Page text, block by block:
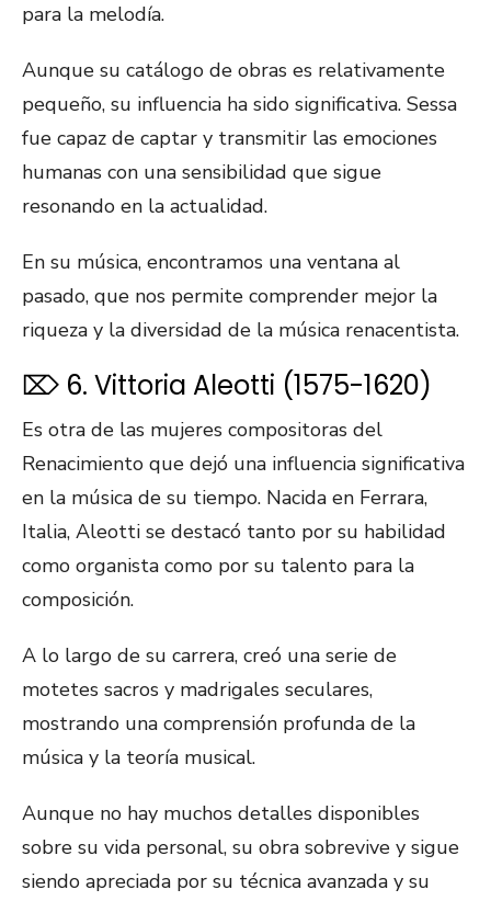
para la melodía.
Aunque su catálogo de obras es relativamente
pequeño, su influencia ha sido significativa. Sessa
fue capaz de captar y transmitir las emociones
humanas con una sensibilidad que sigue
resonando en la actualidad.
En su música, encontramos una ventana al
pasado, que nos permite comprender mejor la
riqueza y la diversidad de la música renacentista.
⌦ 6. Vittoria Aleotti (1575-1620)
Es otra de las mujeres compositoras del
Renacimiento que dejó una influencia significativa
en la música de su tiempo. Nacida en Ferrara,
Italia, Aleotti se destacó tanto por su habilidad
como organista como por su talento para la
composición.
A lo largo de su carrera, creó una serie de
motetes sacros y madrigales seculares,
mostrando una comprensión profunda de la
música y la teoría musical.
Aunque no hay muchos detalles disponibles
sobre su vida personal, su obra sobrevive y sigue
siendo apreciada por su técnica avanzada y su